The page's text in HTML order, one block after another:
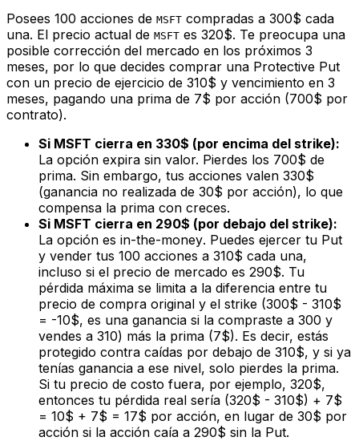
Posees 100 acciones de MSFT compradas a 300$ cada
una. El precio actual de MSFT es 320$. Te preocupa una
posible corrección del mercado en los próximos 3
meses, por lo que decides comprar una Protective Put
con un precio de ejercicio de 310$ y vencimiento en 3
meses, pagando una prima de 7$ por acción (700$ por
contrato).
Si MSFT cierra en 330$ (por encima del strike):
La opción expira sin valor. Pierdes los 700$ de
prima. Sin embargo, tus acciones valen 330$
(ganancia no realizada de 30$ por acción), lo que
compensa la prima con creces.
Si MSFT cierra en 290$ (por debajo del strike):
La opción es in-the-money. Puedes ejercer tu Put
y vender tus 100 acciones a 310$ cada una,
incluso si el precio de mercado es 290$. Tu
pérdida máxima se limita a la diferencia entre tu
precio de compra original y el strike (300$ - 310$
= -10$, es una ganancia si la compraste a 300 y
vendes a 310) más la prima (7$). Es decir, estás
protegido contra caídas por debajo de 310$, y si ya
tenías ganancia a ese nivel, solo pierdes la prima.
Si tu precio de costo fuera, por ejemplo, 320$,
entonces tu pérdida real sería (320$ - 310$) + 7$
= 10$ + 7$ = 17$ por acción, en lugar de 30$ por
acción si la acción caía a 290$ sin la Put.